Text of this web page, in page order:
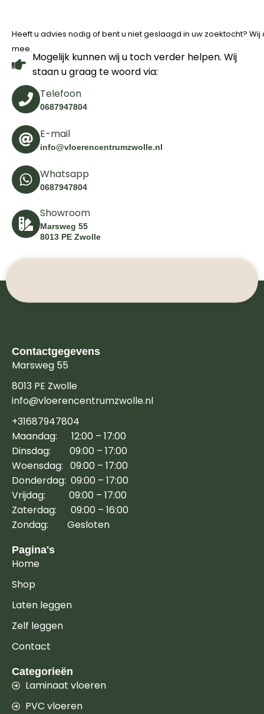
Heeft u advies nodig of bent u niet geslaagd in uw zoektocht?
mee.
Mogelijk kunnen wij u toch verder helpen. Wij
staan u graag te woord via:
Telefoon
0687947804
E-mail
info@vloerencentrumzwolle.nl
Whatsapp
0687947804
Showroom
Marsweg 55
8013 PE Zwolle
Contactgegevens
Marsweg 55
8013 PE Zwolle
info@vloerencentrumzwolle.nl
+31687947804
Maandag: 12:00 – 17:00
Dinsdag: 09:00 – 17:00
Woensdag: 09:00 – 17:00
Donderdag: 09:00 – 17:00
Vrijdag: 09:00 – 17:00
Zaterdag: 09:00 – 16:00
Zondag: Gesloten
Pagina's
Home
Shop
Laten leggen
Zelf leggen
Contact
Categorieën
Laminaat vloeren
PVC vloeren